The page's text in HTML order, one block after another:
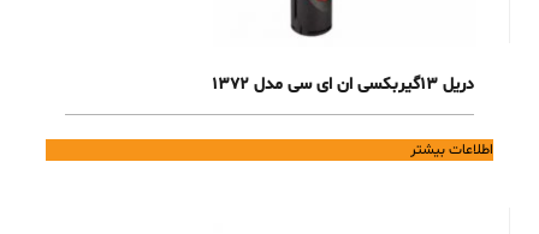
دریل 13گیربکسی ان ای سی مدل 1372
اطلاعات بیشتر